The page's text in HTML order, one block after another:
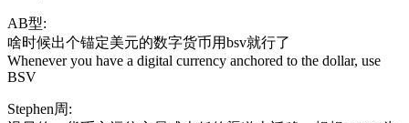
AB型:
啥时候出个锚定美元的数字货币用bsv就行了
Whenever you have a digital currency anchored to the dollar, use
BSV
Stephen周: